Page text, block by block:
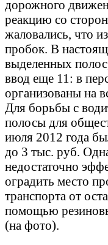
дорожного
реакцию со
жаловались, что
пробок. В
выделенных
ввод еще 11: в
организованы на
Для борьбы с
полосы для
июля 2012 года
до 3 тыс. руб.
недостаточно
оградить место
транспорта от
помощью
(на фото).